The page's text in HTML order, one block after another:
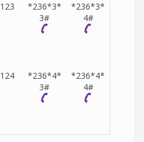
*236*3*
3#
*236*3*
4#
*236*4*
3#
*236*4*
4#